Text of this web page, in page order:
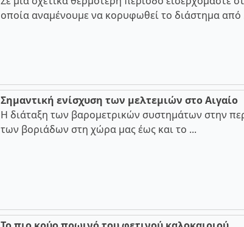
οποία αναμένουμε να κορυφωθεί το διάστημα από
Σημαντική ενίσχυση των μελτεμιών στο Αιγαίο
Η διάταξη των βαρομετρικών συστημάτων στην
των βοριάδων στη χώρα μας έως και το ...